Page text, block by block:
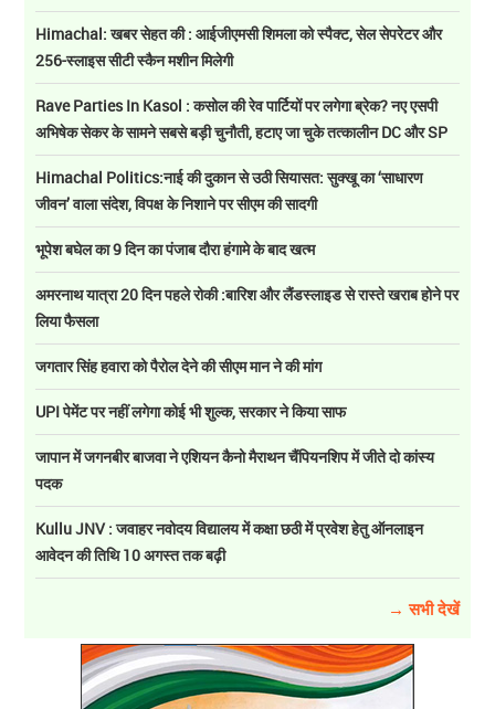
Himachal: खबर सेहत की : आईजीएमसी शिमला को स्पैक्ट, सेल सेपरेटर और
256-स्लाइस सीटी स्कैन मशीन मिलेगी
Rave Parties In Kasol : कसोल की रेव पार्टियों पर लगेगा ब्रेक? नए एसपी
अभिषेक सेकर के सामने सबसे बड़ी चुनौती, हटाए जा चुके तत्कालीन DC और SP
Himachal Politics:नाई की दुकान से उठी सियासत: सुक्खू का ‘साधारण
जीवन’ वाला संदेश, विपक्ष के निशाने पर सीएम की सादगी
भूपेश बघेल का 9 दिन का पंजाब दौरा हंगामे के बाद खत्म
अमरनाथ यात्रा 20 दिन पहले रोकी :बारिश और लैंडस्लाइड से रास्ते खराब होने पर
लिया फैसला
जगतार सिंह हवारा को पैरोल देने की सीएम मान ने की मांग
UPI पेमेंट पर नहीं लगेगा कोई भी शुल्क, सरकार ने किया साफ
जापान में जगनबीर बाजवा ने एशियन कैनो मैराथन चैंपियनशिप में जीते दो कांस्य
पदक
Kullu JNV : जवाहर नवोदय विद्यालय में कक्षा छठी में प्रवेश हेतु ऑनलाइन
आवेदन की तिथि 10 अगस्त तक बढ़ी
→ सभी देखें